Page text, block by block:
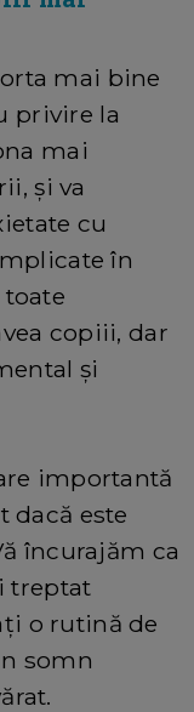
mai bine
privire la
mai
și va
cu
în
copiii, dar
și
importantă
este
încurajăm ca
treptat
o rutină de
somn